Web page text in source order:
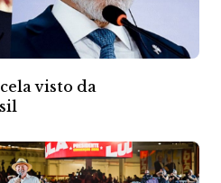
visto da